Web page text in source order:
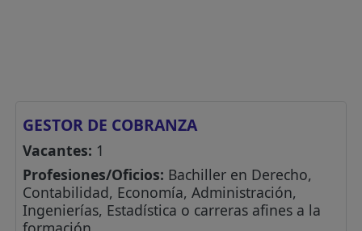
GESTOR DE COBRANZA
Vacantes: 1
Profesiones/Oficios: Bachiller en Derecho,
Contabilidad, Economía, Administración,
Ingenierías, Estadística o carreras afines a la